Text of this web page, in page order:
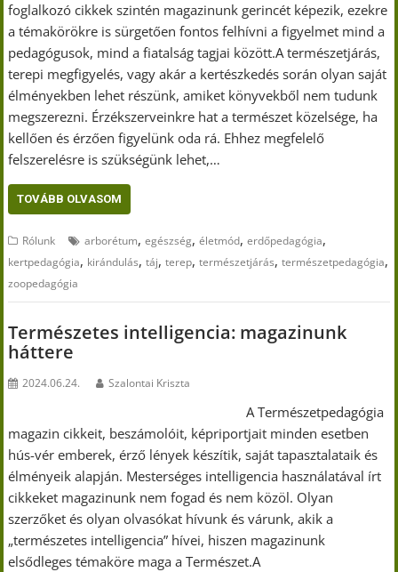
foglalkozó cikkek szintén magazinunk gerincét képezik, ezekre
a témakörökre is sürgetően fontos felhívni a figyelmet mind a
pedagógusok, mind a fiatalság tagjai között.A természetjárás,
terepi megfigyelés, vagy akár a kertészkedés során olyan saját
élményekben lehet részünk, amiket könyvekből nem tudunk
megszerezni. Érzékszerveinkre hat a természet közelsége, ha
kellően és érzően figyelünk oda rá. Ehhez megfelelő
felszerelésre is szükségünk lehet,…
TOVÁBB OLVASOM
Rólunk arborétum,egészség,életmód,erdőpedagógia,
kertpedagógia, kirándulás,táj,terep,természetjárás,természetpedagógia,
zoopedagógia
Természetes intelligencia: magazinunk
háttere
2024.06.24. Szalontai Kriszta
A Természetpedagógia
magazin cikkeit, beszámolóit, képriportjait minden esetben
hús-vér emberek, érző lények készítik, saját tapasztalataik és
élményeik alapján. Mesterséges intelligencia használatával írt
cikkeket magazinunk nem fogad és nem közöl. Olyan
szerzőket és olyan olvasókat hívunk és várunk, akik a
„természetes intelligencia” hívei, hiszen magazinunk
elsődleges témaköre maga a Természet.A